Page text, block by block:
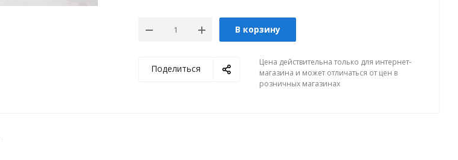
В корзину
Поделиться
Цена действительна только для интернет-
магазина и может отличаться от цен в
розничных магазинах